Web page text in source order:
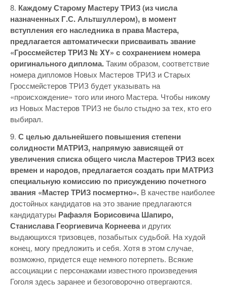
8. Каждому Старому Мастеру ТРИЗ (из числа
назначенных Г.С. Альтшуллером), в момент
вступления его наследника в права Мастера,
предлагается автоматически присваивать звание
«Гроссмейстер ТРИЗ № XY» с сохранением номера
оригинального диплома.Таким образом, соответствие
номера дипломов Новых Мастеров ТРИЗ и Старых
Гроссмейстеров ТРИЗ будет указывать на
«происхождение» того или иного Мастера. Чтобы никому
из Новых Мастеров ТРИЗ не было стыдно за тех, кто его
выбирал.
9. С целью дальнейшего повышения степени
солидности МАТРИЗ, напрямую зависящей от
увеличения списка общего числа Мастеров ТРИЗ всех
времен и народов, предлагается создать при МАТРИЗ
специальную комиссию по присуждению почетного
звания «Мастер ТРИЗ посмертно». В качестве наиболее
достойных кандидатов на это звание предлагаются
кандидатуры Рафаэля Борисовича Шапиро,
Станислава Георгиевича Корнееваи других
выдающихся тризовцев, позабытых судьбой. На худой
конец, могу предложить и себя. Хотя в этом случае,
возможно, придется еще немного потерпеть. Всякие
ассоциации с персонажами известного произведения
Гоголя здесь заранее и безоговорочно отвергаются.